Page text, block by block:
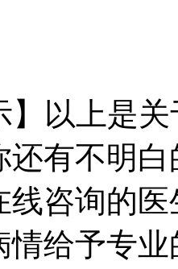
以上是关
还有不明
线咨询的
情给予专